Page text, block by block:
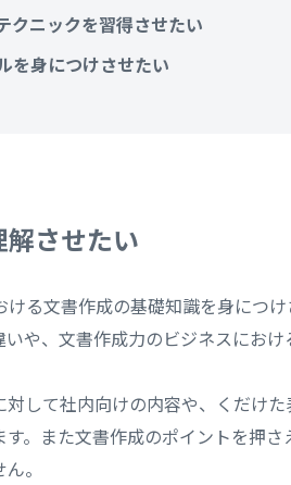
クニックを習得させたい
を身につけさせたい
させたい
る文書作成の基礎知識を身につ
や、文書作成力のビジネスにおけ
して社内向けの内容や、くだけ
。また文書作成のポイントを押さ
。